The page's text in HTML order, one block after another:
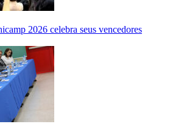
2026 celebra seus vencedores